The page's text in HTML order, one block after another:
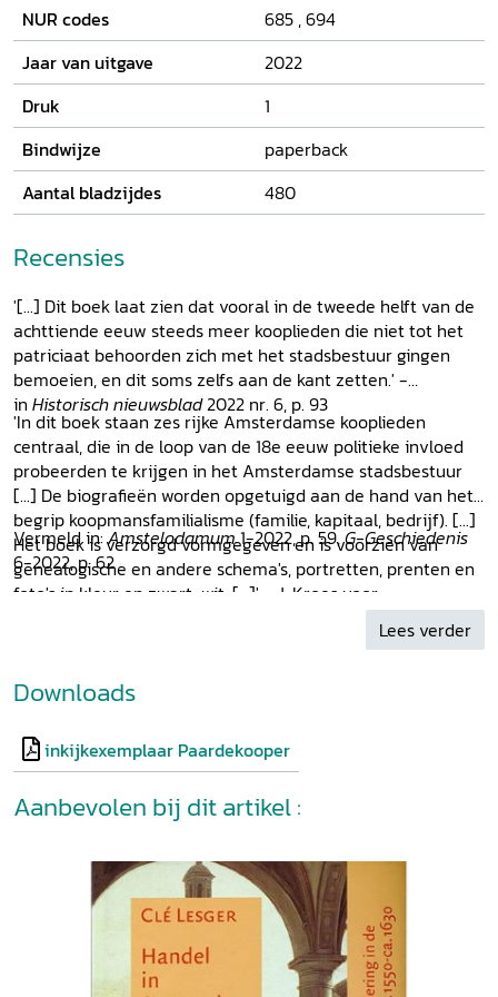
NUR codes
685 ,694
Jaar van uitgave
2022
Druk
1
Bindwijze
paperback
Aantal bladzijdes
480
Recensies
'[...] Dit boek laat zien dat vooral in de tweede helft van de
achttiende eeuw steeds meer kooplieden die niet tot het
patriciaat behoorden zich met het stadsbestuur gingen
bemoeien, en dit soms zelfs aan de kant zetten.' -
in Historisch nieuwsblad2022 nr. 6, p. 93
'In dit boek staan zes rijke Amsterdamse kooplieden
centraal, die in de loop van de 18e eeuw politieke invloed
probeerden te krijgen in het Amsterdamse stadsbestuur
[...] De biografieën worden opgetuigd aan de hand van het
begrip koopmansfamilialisme (familie, kapitaal, bedrijf). [...]
Het boek is verzorgd vormgegeven en is voorzien van
genealogische en andere schema's, portretten, prenten en
foto's in kleur en zwart-wit. [...]' - J. Kroes voor
Vermeld in:Amstelodamum1-2022, p. 59,G-Geschiedenis
6-2022, p. 62
Lees verder
Downloads
inkijkexemplaar Paardekooper
Aanbevolen bij dit artikel :